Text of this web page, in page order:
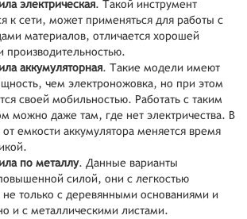
электрическая. Такой инструмент
к сети, может применяться для работы с
материалов, отличается хорошей
аккумуляторная. Такие модели имеют
чем электроножовка, но при этом
своей мобильностью. Работать с таким
можно даже там, где нет электричества. В
от емкости аккумулятора меняется время
по металлу. Данные варианты
силой, они с легкостью
не только с деревянными основаниями и
и с металлическими листами.